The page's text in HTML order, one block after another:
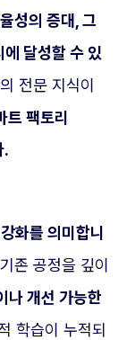
성의 증대, 그
달성할 수 있
전문 지식이
트 팩토리
.
화를 의미합니
존 공정을 깊이
나 개선 가능한
학습이 누적되